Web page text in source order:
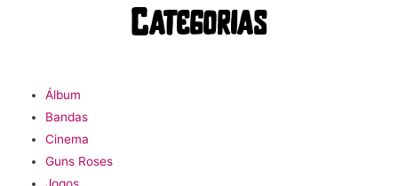
Categorias
Álbum
Bandas
Cinema
Guns Roses
Jogos